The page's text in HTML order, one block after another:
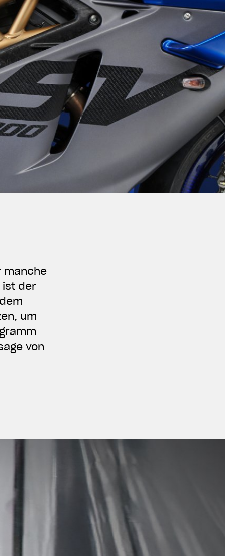
manche
ist der
um
von